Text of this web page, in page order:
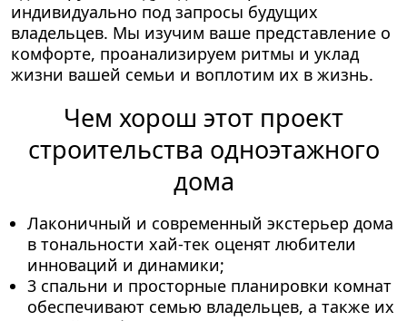
индивидуально под запросы будущих
владельцев. Мы изучим ваше представление о
комфорте, проанализируем ритмы и уклад
жизни вашей семьи и воплотим их в жизнь.
Чем хорош этот проект
строительства одноэтажного
дома
Лаконичный и современный экстерьер дома
в тональности хай-тек оценят любители
инноваций и динамики;
3 спальни и просторные планировки комнат
обеспечивают семью владельцев, а также их